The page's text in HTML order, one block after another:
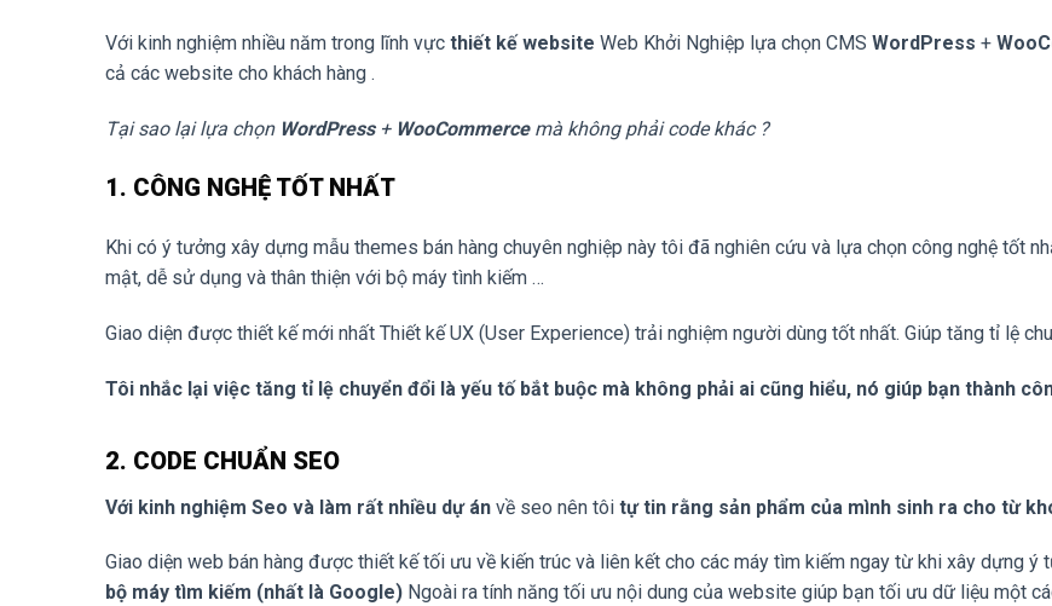
Với kinh nghiệm nhiều năm trong lĩnh vực thiết kế website Web Khởi Nghiệp lựa chọn CMS WordPress +
cả các website cho khách hàng .
Tại sao lại lựa chọn WordPress+ WooCommercemà không phải code khác ?
1. CÔNG NGHỆ TỐT NHẤT
Khi có ý tưởng xây dựng mẫu themes bán hàng chuyên nghiệp này tôi đã nghiên cứu và lựa chọn công nghệ tốt
mật, dễ sử dụng và thân thiện với bộ máy tình kiếm …
Giao diện được thiết kế mới nhất Thiết kế UX (User Experience) trải nghiệm người dùng tốt nhất. Giúp tăng tỉ lệ
Tôi nhắc lại việc tăng tỉ lệ chuyển đổi là yếu tố bắt buộc mà không phải ai cũng hiểu, nó giúp bạn thành
2. CODE CHUẨN SEO
Với kinh nghiệm Seo và làm rất nhiều dự án về seo nên tôi tự tin rằng sản phẩm của mình sinh ra cho từ
Giao diện web bán hàng được thiết kế tối ưu về kiến trúc và liên kết cho các máy tìm kiếm ngay từ khi xây dựng ý
bộ máy tìm kiếm (nhất là Google) Ngoài ra tính năng tối ưu nội dung của website giúp bạn tối ưu dữ liệu một